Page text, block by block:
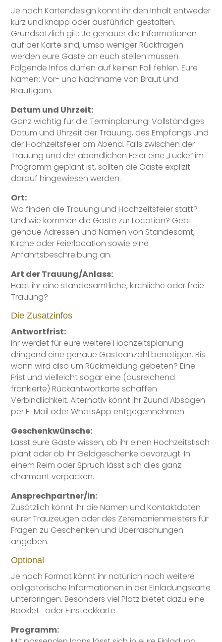
Je nach Kartendesign könnt ihr den Inhalt entweder
kurz und knapp oder ausführlich gestalten.
Grundsätzlich gilt: Je genauer die Informationen
auf der Karte sind, umso weniger Rückfragen
werden eure Gäste an euch stellen müssen.
Folgende Infos dürfen auf keinen Fall fehlen. Eure
Namen: Vor- und Nachname von Braut und
Bräutigam.
Datum und Uhrzeit:
Ganz wichtig für die Terminplanung: Vollständiges
Datum und Uhrzeit der Trauung, des Empfangs und
der Hochzeitsfeier am Abend. Falls zwischen der
Trauung und der abendlichen Feier eine „Lücke“ im
Programm geplant ist, sollten die Gäste explizit
darauf hingewiesen werden.
Ort:
Wo finden die Trauung und Hochzeitsfeier statt?
Und wie kommen die Gäste zur Location? Gebt
genaue Adressen und Namen von Standesamt,
Kirche oder Feierlocation sowie eine
Anfahrtsbeschreibung an.
Art der Trauung/Anlass:
Habt ihr eine standesamtliche, kirchliche oder freie
Trauung?
Die Zusatzinfos
Antwortfrist:
Ihr werdet für eure weitere Hochzeitsplanung
dringend eine genaue Gästeanzahl benötigen. Bis
wann wird also um Rückmeldung gebeten? Eine
Frist und vielleicht sogar eine (ausreichend
frankierte) Rückantwortkarte schaffen
Verbindlichkeit. Alternativ könnt ihr Zuund Absagen
per E-Mail oder WhatsApp entgegennehmen.
Geschenkwünsche:
Lasst eure Gäste wissen, ob ihr einen Hochzeitstisch
plant oder ob ihr Geldgeschenke bevorzugt. In
einem Reim oder Spruch lässt sich dies ganz
charmant verpacken.
Ansprechpartner/in:
Zusätzlich könnt ihr die Namen und Kontaktdaten
eurer Trauzeugen oder des Zeremonienmeisters für
Fragen zu Geschenken und Überraschungen
angeben.
Optional
Je nach Format könnt ihr natürlich noch weitere
obligatorische Informationen in der Einladungskarte
unterbringen. Besonders viel Platz bietet dazu eine
Booklet- oder Einsteckkarte.
Programm: